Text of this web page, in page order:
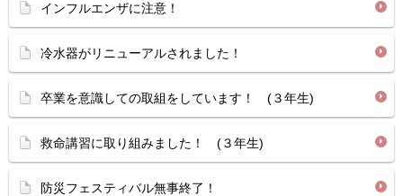
インフルエンザに注意！
冷水器がリニューアルされました！
卒業を意識しての取組をしています！ (３年生)
救命講習に取り組みました！ (３年生)
防災フェスティバル無事終了！